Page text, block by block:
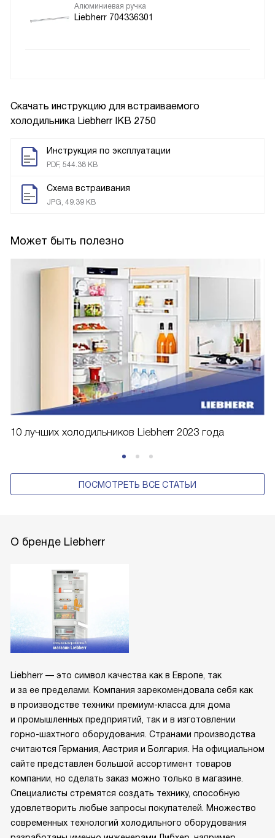
Скачать инструкцию для встраиваемого
холодильника Liebherr IKB 2750
Инструкция по эксплуатации
PDF, 544.38 KB
Схема встраивания
JPG, 49.39 KB
Может быть полезно
10 лучших холодильников Liebherr 2023 года
ПОСМОТРЕТЬ ВСЕ СТАТЬИ
Алюминиевая ручка
Liebherr 704336301
О бренде Liebherr
Liebherr — это символ качества как в Европе, так
и за ее пределами. Компания зарекомендовала себя как
в производстве техники премиум-класса для дома
и промышленных предприятий, так и в изготовлении
горно-шахтного оборудования. Странами производства
считаются Германия, Австрия и Болгария. На официальном
сайте представлен большой ассортимент товаров
компании, но сделать заказ можно только в магазине.
Специалисты стремятся создать технику, способную
удовлетворить любые запросы покупателей. Множество
современных технологий холодильного оборудования